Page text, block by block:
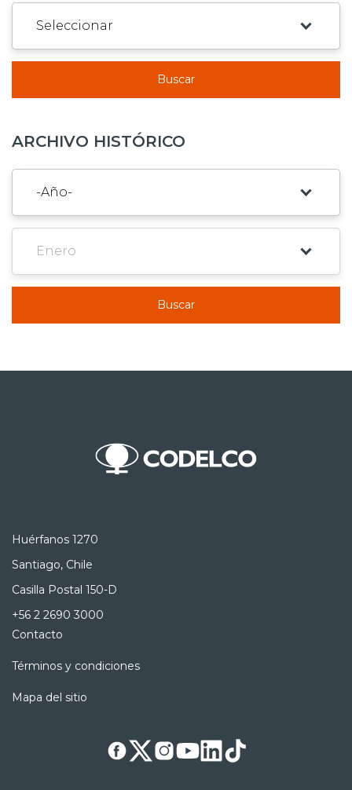
Buscar
ARCHIVO HISTÓRICO
Buscar
Huérfanos 1270
Santiago, Chile
Casilla Postal 150-D
+56 2 2690 3000
Contacto
Términos y condiciones
Mapa del sitio